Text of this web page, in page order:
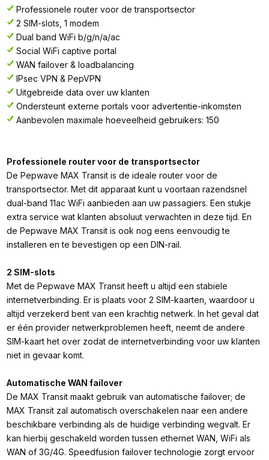
Professionele router voor de transportsector
2 SIM-slots, 1 modem
Dual band WiFi b/g/n/a/ac
Social WiFi captive portal
WAN failover & loadbalancing
IPsec VPN & PepVPN
Uitgebreide data over uw klanten
Ondersteunt externe portals voor advertentie-inkomsten
Aanbevolen maximale hoeveelheid gebruikers: 150
Professionele router voor de transportsector
De Pepwave MAX Transit is de ideale router voor de
transportsector. Met dit apparaat kunt u voortaan razendsnel
dual-band 11ac WiFi aanbieden aan uw passagiers. Een stukje
extra service wat klanten absoluut verwachten in deze tijd. En
de Pepwave MAX Transit is ook nog eens eenvoudig te
installeren en te bevestigen op een DIN-rail.
2 SIM-slots
Met de Pepwave MAX Transit heeft u altijd een stabiele
internetverbinding. Er is plaats voor 2 SIM-kaarten, waardoor u
altijd verzekerd bent van een krachtig netwerk. In het geval dat
er één provider netwerkproblemen heeft, neemt de andere
SIM-kaart het over zodat de internetverbinding voor uw klanten
niet in gevaar komt.
Automatische WAN failover
De MAX Transit maakt gebruik van automatische failover; de
MAX Transit zal automatisch overschakelen naar een andere
beschikbare verbinding als de huidige verbinding wegvalt. Er
kan hierbij geschakeld worden tussen ethernet WAN, WiFi als
WAN of 3G/4G. Speedfusion failover technologie zorgt ervoor